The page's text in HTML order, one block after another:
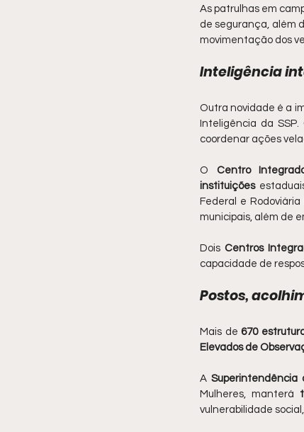
As patrulhas em
de segurança, além
movimentação dos
Inteligência
Outra novidade é a
Inteligência da
coordenar ações
O Centro
instituições
Federal e
municipais, além de
Dois Centros
capacidade de
Postos,
Mais de 670
Elevados de
A Superintendência
Mulheres, manterá
vulnerabilidade